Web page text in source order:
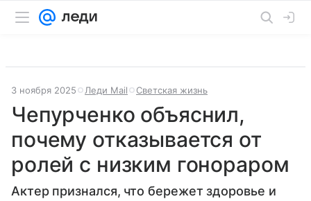
3 ноября 2025 Леди Mail Светская жизнь
Чепурченко объяснил,
почему отказывается от
ролей с низким гонораром
Актер признался, что бережет здоровье и